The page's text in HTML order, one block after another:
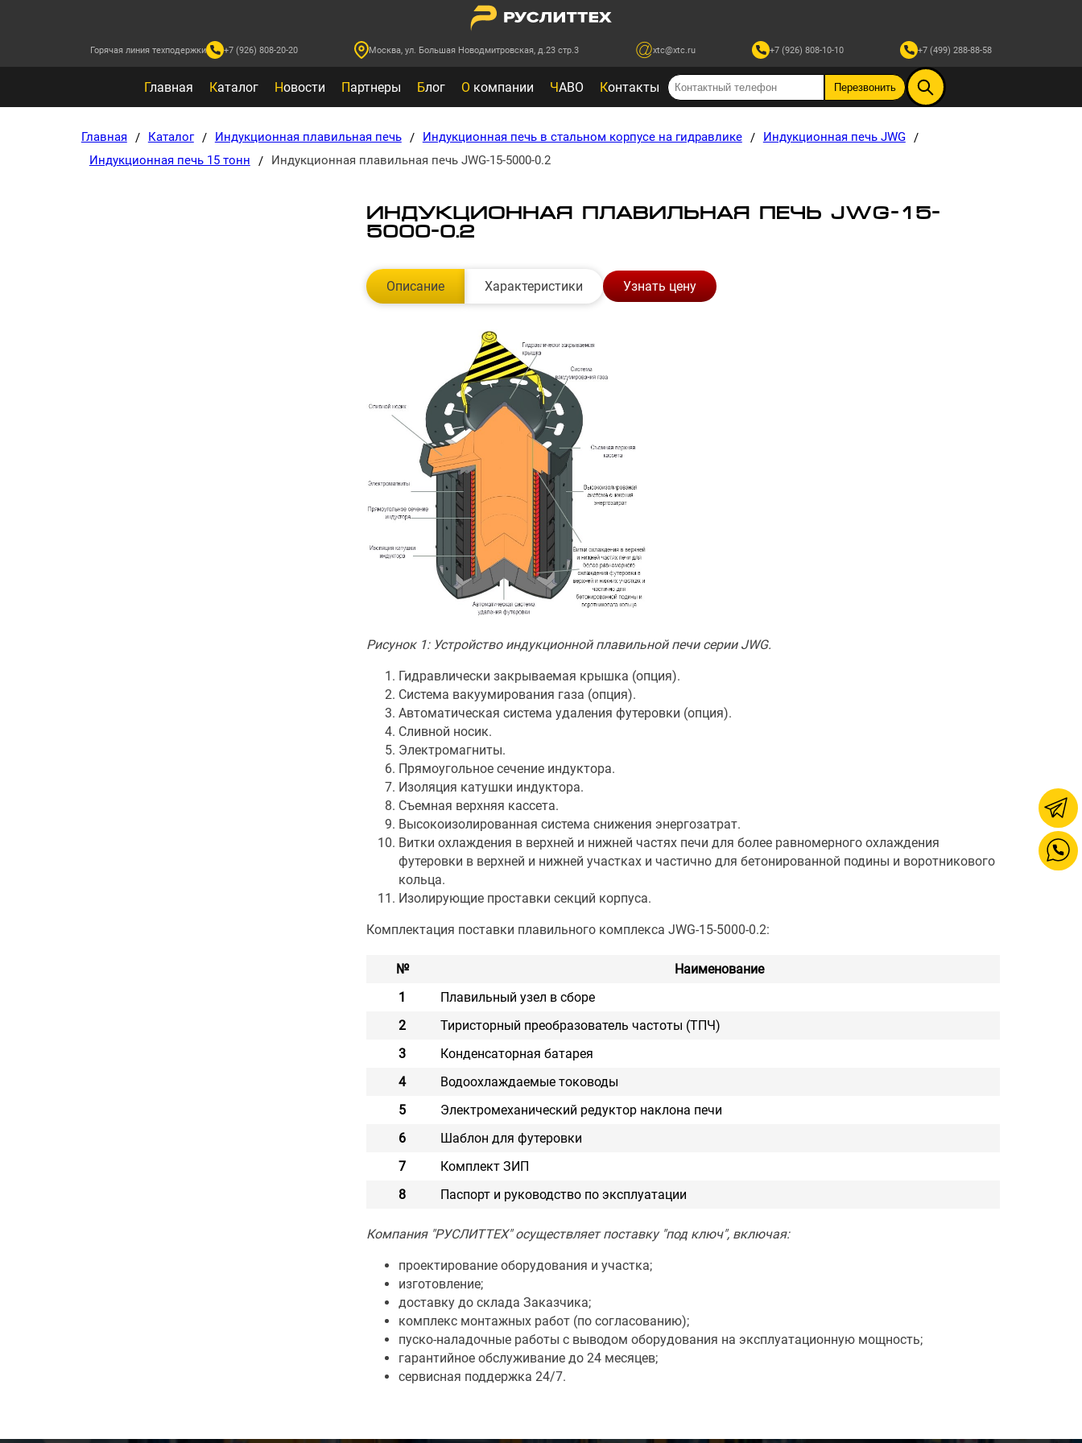
Горячая линия техподержки +7 (926) 808-20-20 Москва, ул. Большая Новодмитровская, д.23 стр.3 xtc@xtc.ru +7 (926) 808-10-10 +7 (499) 288-88-58
Главная Каталог Новости Партнеры Блог О компании ЧАВО Контакты
Главная / Каталог / Индукционная плавильная печь / Индукционная печь в стальном корпусе на гидравлике / Индукционная печь JWG
/
Индукционная печь 15 тонн
/ Индукционная плавильная печь JWG-15-5000-0.2
ИНДУКЦИОННАЯ ПЛАВИЛЬНАЯ ПЕЧЬ JWG-15-
5000-0.2
Описание Характеристики Узнать цену
Рисунок 1: Устройство индукционной плавильной печи серии JWG.
Гидравлически закрываемая крышка (опция).
Система вакуумирования газа (опция).
Автоматическая система удаления футеровки (опция).
Сливной носик.
Электромагниты.
Прямоугольное сечение индуктора.
Изоляция катушки индуктора.
Съемная верхняя кассета.
Высокоизолированная система снижения энергозатрат.
Витки охлаждения в верхней и нижней частях печи для более равномерного охлаждения
футеровки в верхней и нижней участках и частично для бетонированной подины и воротникового
кольца.
Изолирующие проставки секций корпуса.
Комплектация поставки плавильного комплекса JWG-15-5000-0.2:
№
Наименование
1
Плавильный узел в сборе
2
Тиристорный преобразователь частоты (ТПЧ)
3
Конденсаторная батарея
4
Водоохлаждаемые тоководы
5
Электромеханический редуктор наклона печи
6
Шаблон для футеровки
7
Комплект ЗИП
8
Паспорт и руководство по эксплуатации
Компания "РУСЛИТТЕХ" осуществляет поставку "под ключ", включая:
проектирование оборудования и участка;
изготовление;
доставку до склада Заказчика;
комплекс монтажных работ (по согласованию);
пуско-наладочные работы с выводом оборудования на эксплуатационную мощность;
гарантийное обслуживание до 24 месяцев;
сервисная поддержка 24/7.